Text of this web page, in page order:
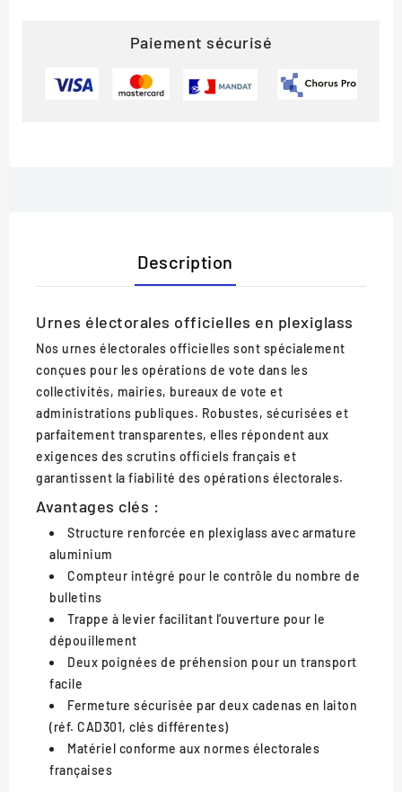
Paiement sécurisé
Description
Urnes électorales officielles en plexiglass
Nos urnes électorales officielles sont spécialement
conçues pour les opérations de vote dans les
collectivités, mairies, bureaux de vote et
administrations publiques. Robustes, sécurisées et
parfaitement transparentes, elles répondent aux
exigences des scrutins officiels français et
garantissent la fiabilité des opérations électorales.
Avantages clés :
Structure renforcée en plexiglass avec armature
aluminium
Compteur intégré pour le contrôle du nombre de
bulletins
Trappe à levier facilitant l’ouverture pour le
dépouillement
Deux poignées de préhension pour un transport
facile
Fermeture sécurisée par deux cadenas en laiton
(réf. CAD301, clés différentes)
Matériel conforme aux normes électorales
françaises